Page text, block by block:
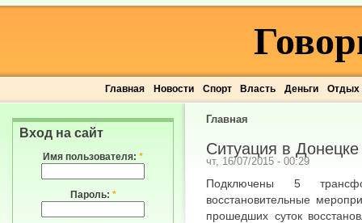
Главная Новости Спорт Власть Деньги Отдых
Главная
Ситуация в
чт, 16/07/2015 - 00:29
Подключены 5
восстановительные
прошедших суток
Вход на сайт
Имя пользователя: *
Пароль: *